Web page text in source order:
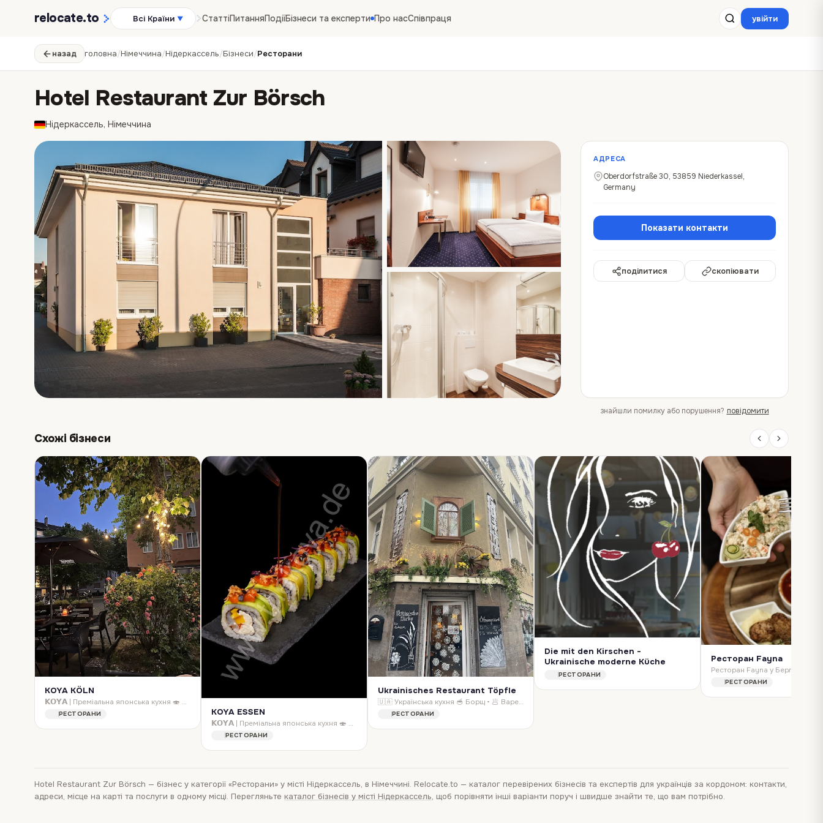
relocate.to Всі Країни ▼ СтаттіПитанняПодіїБізнеси та експерти Про насСпівпраця увійти
назад головна/Німеччина/Нідеркассель/Бізнеси/Ресторани
Hotel Restaurant Zur Börsch
Нідеркассель, Німеччина
АДРЕСА
Oberdorfstraße 30, 53859 Niederkassel,
Germany
Показати контакти
поділитися скопіювати
знайшли помилку або порушення? повідомити
Схожі бізнеси
KOYA KÖLN
𝗞𝗢𝗬𝗔 | Преміальна японська кухня 🍣 📍 Ессен — Obere Fuhr 2A 📍 Кельн — Lupusstraße 24 ✨ Суші для справжніх поціновувачів
РЕСТОРАНИ KOYA ESSEN
𝗞𝗢𝗬𝗔 | Преміальна японська кухня 🍣 📍 Ессен — Obere Fuhr 2A 📍 Кельн — Lupusstraße 24 ✨ Суші для справжніх поціновувачів
РЕСТОРАНИ
Ukrainisches Restaurant Töpfle
🇺🇦 Українська кухня 🥣 Борщ • 🥟 Вареники • 🏡 Домашні страви • 🥬 Голубці Справжня українська кухня 📞 +49 160 4567620 🕑 Години роботи: Вівторок – четвер: 1…
РЕСТОРАНИ
Die mit den Kirschen -
Ukrainische moderne Küche
РЕСТОРАНИ
Ресторан Fayna
РЕСТОРАНИ
Hotel Restaurant Zur Börsch — бізнес у категорії «Ресторани» у місті Нідеркассель, в Німеччині. Relocate.to — каталог перевірених бізнесів та експертів для українців за кордоном: контакти,
адреси, місце на карті та послуги в одному місці. Перегляньте каталог бізнесів у місті Нідеркассель, щоб порівняти інші варіанти поруч і швидше знайти те, що вам потрібно.